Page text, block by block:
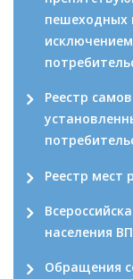
пешеходных
Реестр
Реестр мест
населения
Обращения